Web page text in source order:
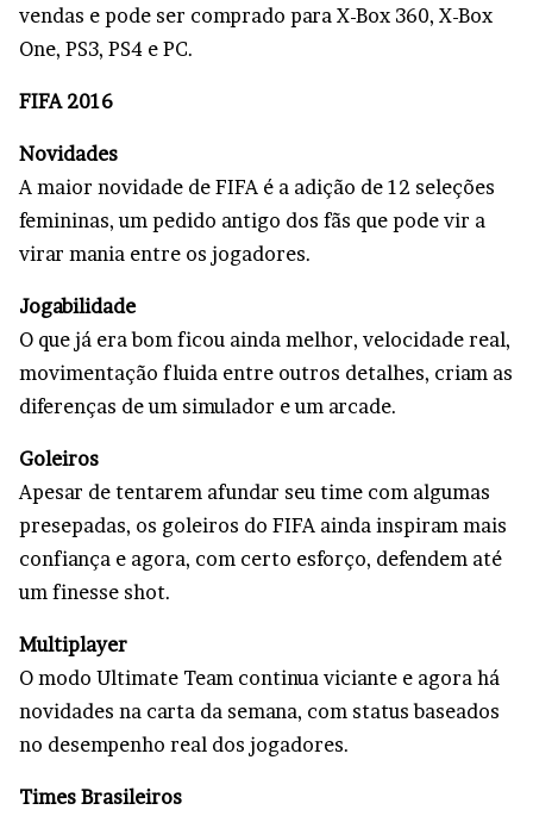
vendas e pode ser comprado para X-Box 360, X-Box
One, PS3, PS4 e PC.
FIFA 2016
Novidades
A maior novidade de FIFA é a adição de 12 seleções
femininas, um pedido antigo dos fãs que pode vir a
virar mania entre os jogadores.
Jogabilidade
O que já era bom ficou ainda melhor, velocidade real,
movimentação fluida entre outros detalhes, criam as
diferenças de um simulador e um arcade.
Goleiros
Apesar de tentarem afundar seu time com algumas
presepadas, os goleiros do FIFA ainda inspiram mais
confiança e agora, com certo esforço, defendem até
um finesse shot.
Multiplayer
O modo Ultimate Team continua viciante e agora há
novidades na carta da semana, com status baseados
no desempenho real dos jogadores.
Times Brasileiros